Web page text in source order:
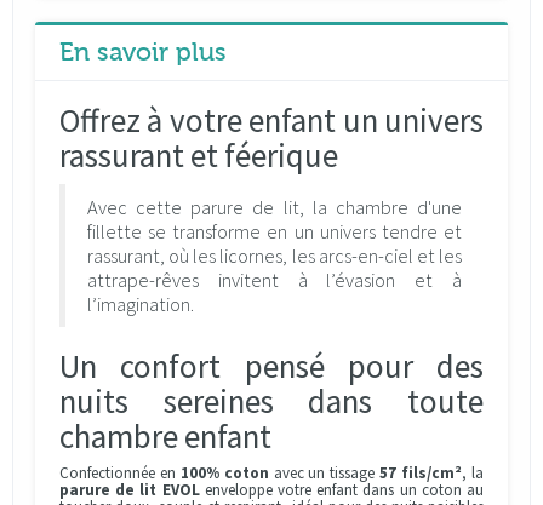
En savoir plus
Offrez à votre enfant un univers
rassurant et féerique
Avec cette parure de lit, la chambre d'une
fillette se transforme en un univers tendre et
rassurant, où les licornes, les arcs-en-ciel et les
attrape-rêves invitent à l’évasion et à
l’imagination.
Un confort pensé pour des
nuits sereines dans toute
chambre enfant
Confectionnée en 100% coton avec un tissage57 fils/cm², la
parure de lit EVOLenveloppe votre enfant dans un coton au